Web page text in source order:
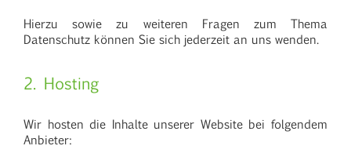
Hierzu sowie zu weiteren Fragen zum Thema
Datenschutz können Sie sich jederzeit an uns wenden.
2. Hosting
Wir hosten die Inhalte unserer Website bei folgendem
Anbieter: